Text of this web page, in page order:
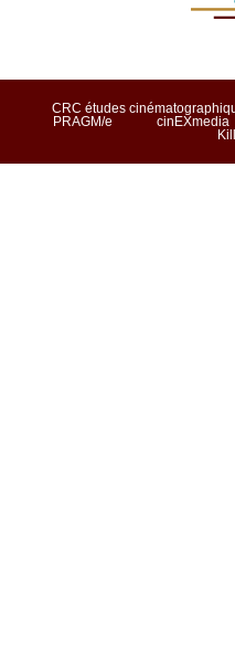
CRC études
PRAGM/e
cinEXmedia